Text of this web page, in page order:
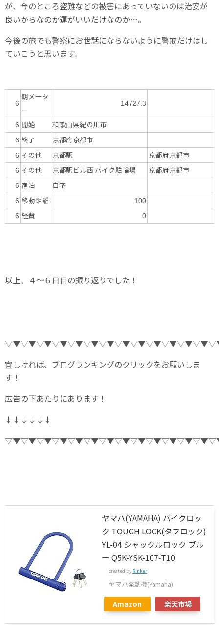
が、今のところ盗難などの被害にあっていないのは治安が
良いからなのか運がいいだけなのか…。
今後の旅でも警察にお世話にならないように警戒だけはし
ていこうと思います。
6
朝メータ
ー
14727.3
6 開始 和歌山県紀の川市
6 終了 京都府京都市
6 その他 京都駅 京都府京都市
6 その他 京都駅ビル西 バイク駐輪場 京都府京都市
6 宿泊 自宅
6 移動距離 100
6 経費 0
以上、４～６日目の振り返りでした！
宜しければ、ブログランキングのクリックをお願いしま
す！
広告の下あたりにあります！
↓↓↓↓↓↓
ヤマハ(YAMAHA) バイクロッ
ク TOUGH LOCK(タフロック)
YL-04 シャックルロック ブル
ー Q5K-YSK-107-T10
created by Rinker
ヤマハ発動機(Yamaha)
Amazon 楽天市場